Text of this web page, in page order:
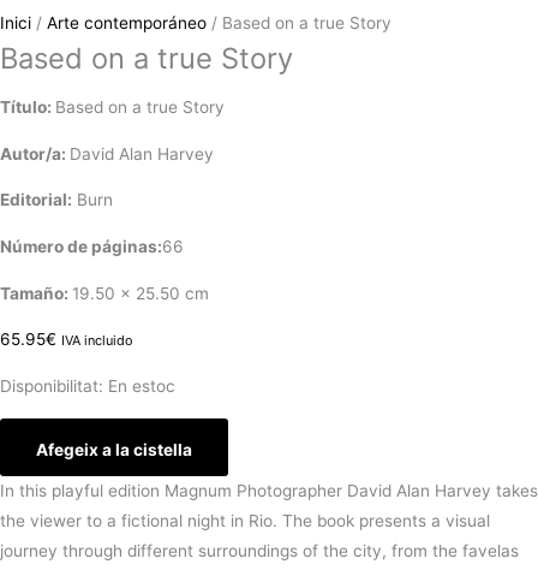
Inici / Arte contemporáneo / Based on a true Story
Based on a true Story
Título: Based on a true Story
Autor/a: David Alan Harvey
Editorial: Burn
Número de páginas:66
Tamaño: 19.50 x 25.50 cm
65.95€ IVA incluido
Disponibilitat: En estoc
Afegeix a la cistella
In this playful edition Magnum Photographer David Alan Harvey takes
the viewer to a fictional night in Rio. The book presents a visual
journey through different surroundings of the city, from the favelas